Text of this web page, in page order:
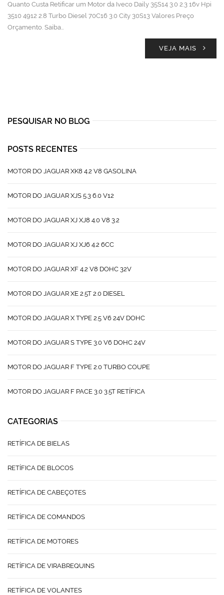
Quanto Custa Retificar um Motor da Iveco Daily 35S14 3.0 2.3 16v Hpi
3510 4912 2.8 Turbo Diesel 70C16 3.0 City 30S13 Valores Preço
Orçamento. Saiba…
VEJA MAIS
PESQUISAR NO BLOG
POSTS RECENTES
MOTOR DO JAGUAR XK8 4.2 V8 GASOLINA
MOTOR DO JAGUAR XJS 5.3 6.0 V12
MOTOR DO JAGUAR XJ XJ8 4.0 V8 3.2
MOTOR DO JAGUAR XJ XJ6 4.2 6CC
MOTOR DO JAGUAR XF 4.2 V8 DOHC 32V
MOTOR DO JAGUAR XE 2.5T 2.0 DIESEL
MOTOR DO JAGUAR X TYPE 2.5 V6 24V DOHC
MOTOR DO JAGUAR S TYPE 3.0 V6 DOHC 24V
MOTOR DO JAGUAR F TYPE 2.0 TURBO COUPE
MOTOR DO JAGUAR F PACE 3.0 3.5T RETÍFICA
CATEGORIAS
RETÍFICA DE BIELAS
RETÍFICA DE BLOCOS
RETÍFICA DE CABEÇOTES
RETÍFICA DE COMANDOS
RETÍFICA DE MOTORES
RETÍFICA DE VIRABREQUINS
RETÍFICA DE VOLANTES